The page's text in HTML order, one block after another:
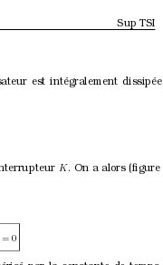
Sup TSI
est intégralement dissipée
K. On a alors (ﬁgure
0